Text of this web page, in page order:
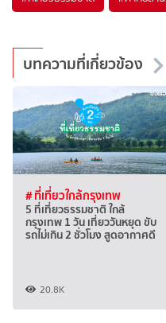
บทความที่เกี่ยวข้อง
# ที่เที่ยวใกล้กรุงเทพ
5 ที่เที่ยวธรรมชาติ ใกล้
กรุงเทพ 1 วัน เที่ยววันหยุด ขับ
รถไม่เกิน 2 ชั่วโมง สูดอากาศดี
20.8K